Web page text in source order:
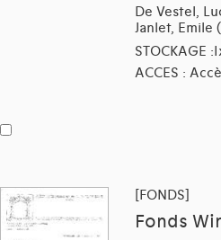
De Vestel,
Janlet, Emile
STOCKAGE
ACCES :
[FONDS]
Fonds